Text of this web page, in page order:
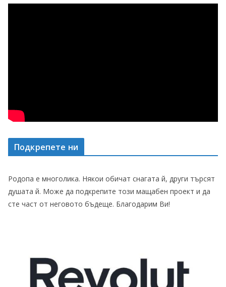
Подкрепете ни
Родопа е многолика. Някои обичат снагата й, други търсят
душата й. Може да подкрепите този мащабен проект и да
сте част от неговото бъдеще. Благодарим Ви!